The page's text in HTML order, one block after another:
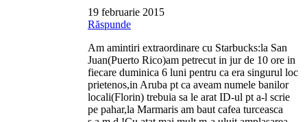
19 februarie 2015
Răspunde
Am amintiri extraordinare cu Starbucks:la San
Juan(Puerto Rico)am petrecut in jur de 10 ore in
fiecare duminica 6 luni pentru ca era singurul loc
prietenos,in Aruba pt ca aveam numele banilor
locali(Florin) trebuia sa le arat ID-ul pt a-l scrie
pe pahar,la Marmaris am baut cafea turceasca